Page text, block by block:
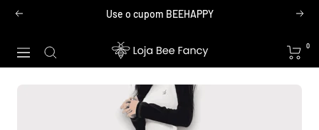
Pular
conteúdo
Anterior Use o cupom BEEHAPPY
Navegação
Loja
Bee
0